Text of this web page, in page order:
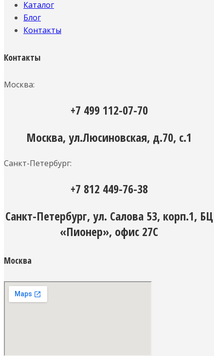
Каталог
Блог
Контакты
Контакты
Москва:
+7 499 112-07-70
Москва, ул.Люсиновская, д.70, с.1
Санкт-Петербург:
+7 812 449-76-38
Санкт-Петербург, ул. Салова 53, корп.1, БЦ
«Пионер», офис 27С
Москва